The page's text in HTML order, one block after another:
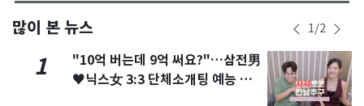
많이 본 뉴스 1/2
1
"10억 버는데 9억 써요?"…삼전男
♥닉스女 3:3 단체소개팅 예능 화